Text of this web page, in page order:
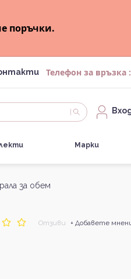
поръчки.
Телефон за връзка :
Марки
за обем
Отзиви + Добавете